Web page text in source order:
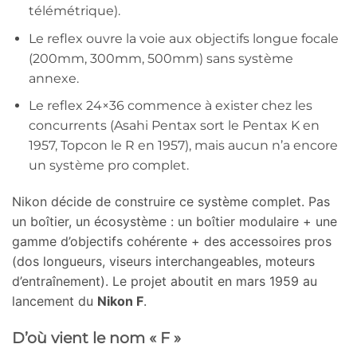
télémétrique).
Le reflex ouvre la voie aux objectifs longue focale
(200mm, 300mm, 500mm) sans système
annexe.
Le reflex 24×36 commence à exister chez les
concurrents (Asahi Pentax sort le Pentax K en
1957, Topcon le R en 1957), mais aucun n’a encore
un système pro complet.
Nikon décide de construire ce système complet. Pas
un boîtier, un écosystème : un boîtier modulaire + une
gamme d’objectifs cohérente + des accessoires pros
(dos longueurs, viseurs interchangeables, moteurs
d’entraînement). Le projet aboutit en mars 1959 au
lancement du Nikon F.
D’où vient le nom « F »